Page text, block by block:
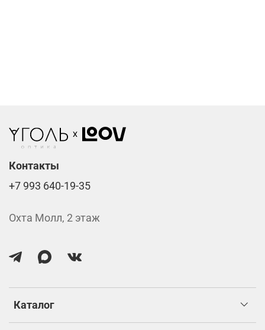
Каталог
Контакты
+7 993 640-19-35
Охта Молл, 2 этаж